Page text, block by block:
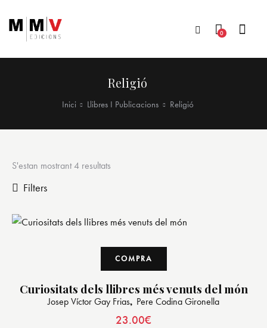
0
Religió
Inici Llibres I Publicacions Religió
S'estan mostrant 4 resultats
Filters
Curiositats dels llibres més venuts del món
Josep Víctor Gay Frias Pere Codina Gironella
23.00€
COMPRA